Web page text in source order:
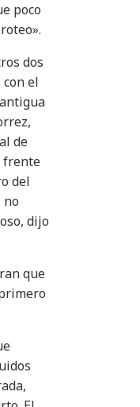
poco
dos
el
de
frente
del
no
dijo
que